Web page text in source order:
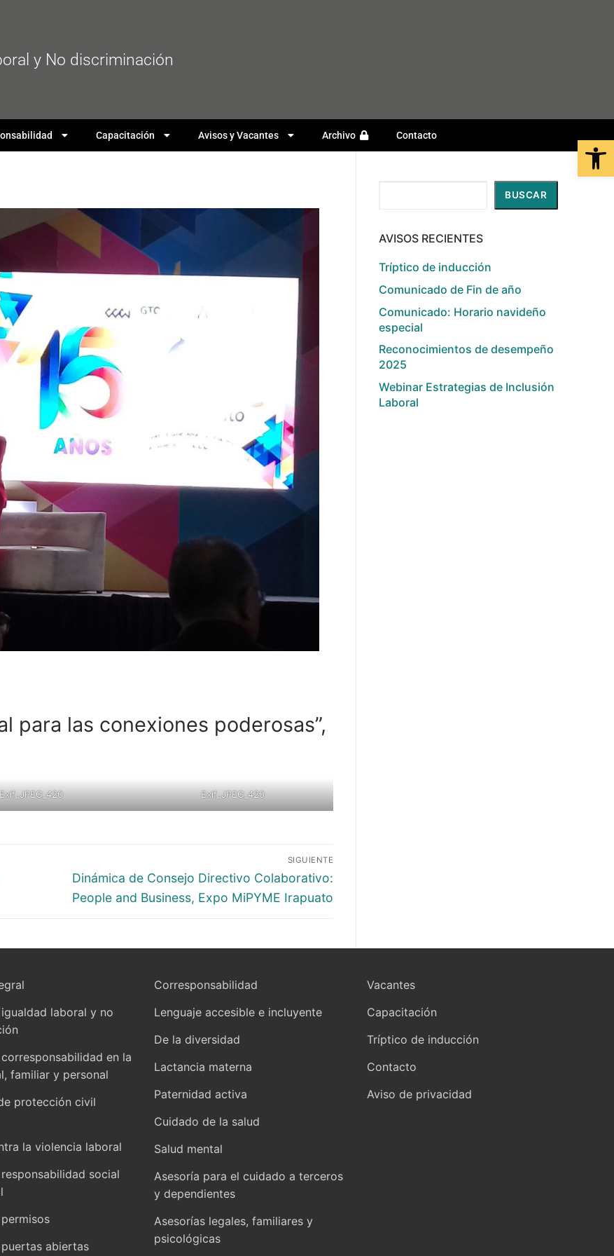
y No discriminación
Capacitación Avisos y Vacantes Archivo Contacto
para las conexiones poderosas”,
Exif_JPEG_420 Exif_JPEG_420
SIGUIENTE
Dinámica de Consejo Directivo Colaborativo:
People and Business, Expo MiPYME Irapuato
BUSCAR
AVISOS RECIENTES
Tríptico de inducción
Comunicado de Fin de año
Comunicado: Horario navideño
especial
Reconocimientos de desempeño
2025
Webinar Estrategias de Inclusión
Laboral
laboral y no
en la
familiar y personal
protección civil
la violencia laboral
social
abiertas
Corresponsabilidad
Lenguaje accesible e incluyente
De la diversidad
Lactancia materna
Paternidad activa
Cuidado de la salud
Salud mental
Asesoría para el cuidado a terceros
y dependientes
Asesorías legales, familiares y
psicológicas
Vacantes
Capacitación
Tríptico de inducción
Contacto
Aviso de privacidad